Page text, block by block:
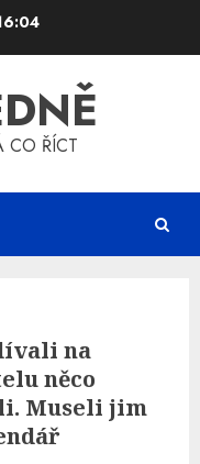
CO ŘÍCT
na
něco
Museli jim